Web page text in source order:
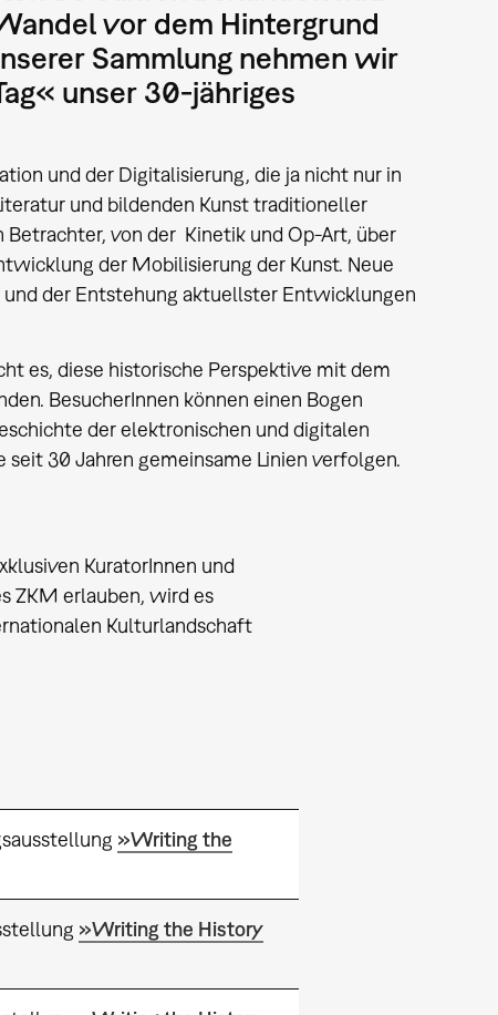
vor dem Hintergrund
Sammlung nehmen wir
unser 30-jähriges
und der Digitalisierung, die ja nicht nur in
und bildenden Kunst traditioneller
von der Kinetik und Op-Art, über
der Mobilisierung der Kunst. Neue
der Entstehung aktuellster Entwicklungen
es, diese historische Perspektive mit dem
BesucherInnen können einen Bogen
der elektronischen und digitalen
30 Jahren gemeinsame Linien verfolgen.
KuratorInnen und
ZKM erlauben, wird es
Kulturlandschaft
»Writing the
»Writing the History